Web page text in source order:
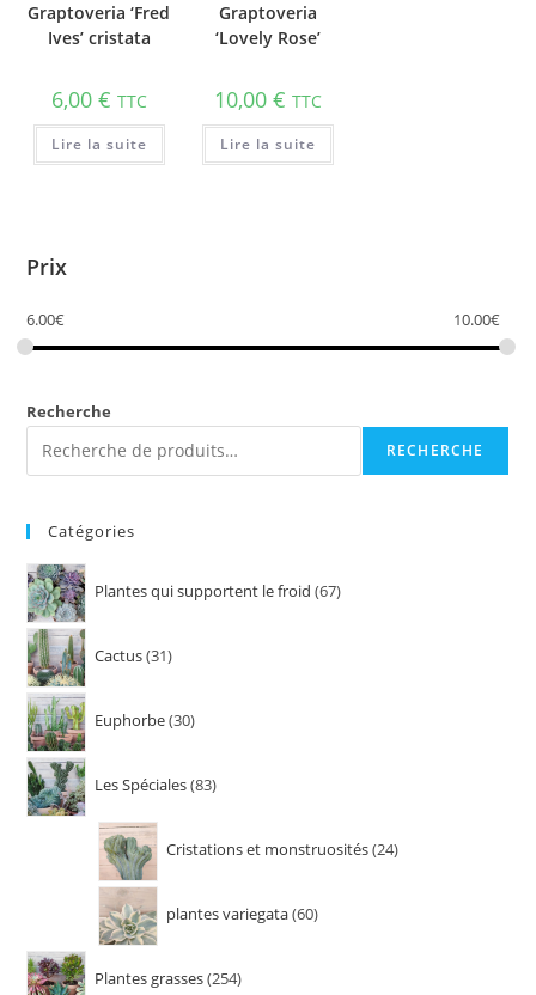
Graptoveria ‘Fred
Ives’ cristata
6,00 € TTC
Lire la suite
Graptoveria
‘Lovely Rose’
10,00 € TTC
Lire la suite
Prix
6.00€ 10.00€
Recherche
RECHERCHE
Catégories
Plantes qui supportent le froid 67
Cactus 31
Euphorbe 30
Les Spéciales 83
Cristations et monstruosités 24
plantes variegata 60
Plantes grasses 254